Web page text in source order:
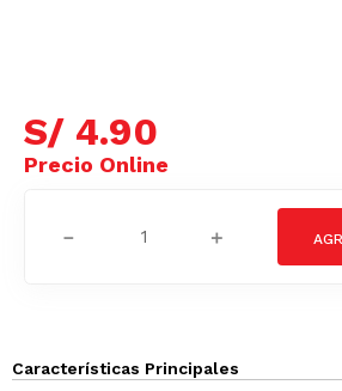
S/ 4.90
＋
－
Características Principales